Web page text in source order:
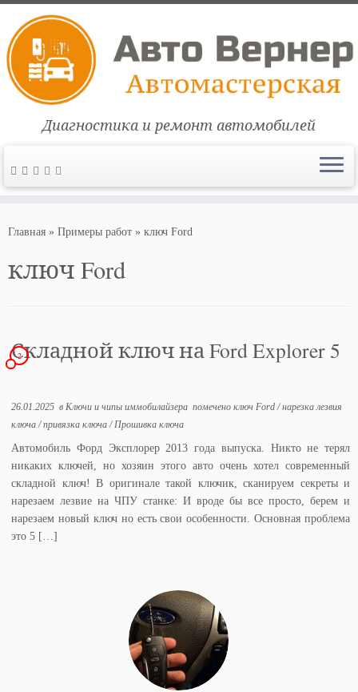
Диагностика и ремонт автомобилей
Главная » Примеры работ » ключ Ford
ключ Ford
Складной ключ на Ford Explorer 5
2
26.01.2025 в Ключи и чипы иммобилайзера помеченоключ Ford/нарезка лезвия
ключа/привязка ключа/ Прошивка ключа
Автомобиль Форд Эксплорер 2013 года выпуска. Никто не терял
никаких ключей, но хозяин этого авто очень хотел современный
складной ключ! В оригинале такой ключик, сканируем секреты и
нарезаем лезвие на ЧПУ станке: И вроде бы все просто, берем и
нарезаем новый ключ но есть свои особенности. Основная проблема
это 5 […]